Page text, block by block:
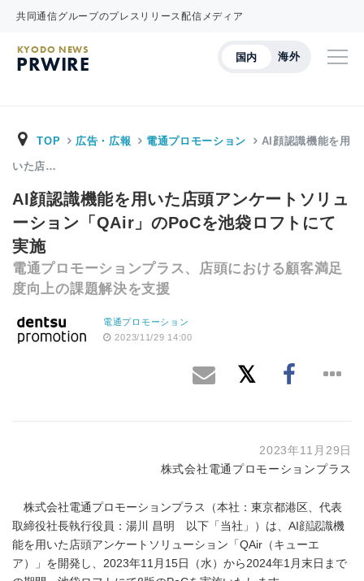
共同通信グループのプレスリリース配信メディア
国内 海外
KYODO NEWS
PRWIRE
TOP 広告・広報 電通プロモーション AI顔認識機能を用
いた店…
AI顔認識機能を用いた店頭アンケートソリュ
ーション「QAir」のPoCを池袋ロフトにて
実施
電通プロモーションプラス、店頭における顧客満足
度向上の課題解決を支援
電通プロモーション
2023/11/29 14:00
2023年11月29日
株式会社電通プロモーションプラス
株式会社電通プロモーションプラス（本社：東京都港区、代表
取締役社長執行役員：湯川 昌明 以下「当社」）は、AI顔認識機
能を用いた店頭アンケートソリューション「QAir（キューエ
ア）」を開発し、2023年11月15日（水）から2024年1月末日まで